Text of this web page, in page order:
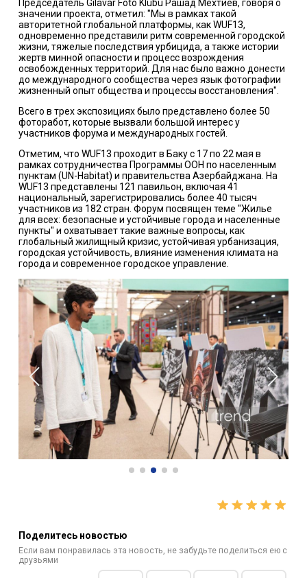
Председатель Gilavar Foto Klubu Рашад Мехтиев, говоря о
значении проекта, отметил: "Мы в рамках такой
авторитетной глобальной платформы, как WUF13,
одновременно представили ритм современной городской
жизни, тяжелые последствия урбицида, а также истории
жертв минной опасности и процесс возрождения
освобожденных территорий. Для нас было важно донести
до международного сообщества через язык фотографии
жизненный опыт общества и процессы восстановления".
Всего в трех экспозициях было представлено более 50
фоторабот, которые вызвали большой интерес у
участников форума и международных гостей.
Отметим, что WUF13 проходит в Баку с 17 по 22 мая в
рамках сотрудничества Программы ООН по населенным
пунктам (UN-Habitat) и правительства Азербайджана. На
WUF13 представлены 121 павильон, включая 41
национальный, зарегистрировались более 40 тысяч
участников из 182 стран. Форум посвящен теме "Жилье
для всех: безопасные и устойчивые города и населенные
пункты" и охватывает такие важные вопросы, как
глобальный жилищный кризис, устойчивая урбанизация,
городская устойчивость, влияние изменения климата на
города и современное городское управление.
Поделитесь новостью
Если вам понравилась эта новость, не забудьте поделиться ею с
друзьями